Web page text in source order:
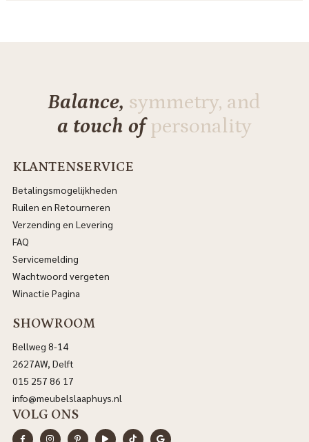
Balance, symmetry, and
a touch ofpersonality
KLANTENSERVICE
Betalingsmogelijkheden
Ruilen en Retourneren
Verzending en Levering
FAQ
Servicemelding
Wachtwoord vergeten
Winactie Pagina
SHOWROOM
Bellweg 8-14
2627AW, Delft
015 257 86 17
info@meubelslaaphuys.nl
VOLG ONS